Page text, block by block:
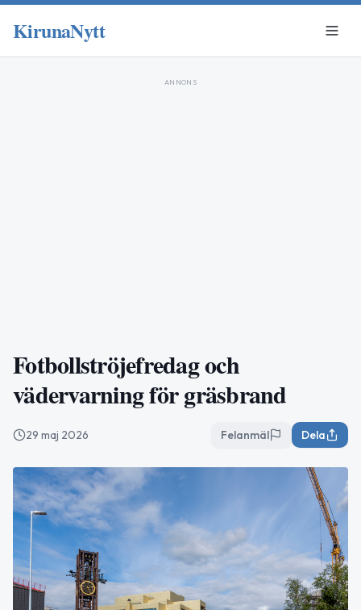
KirunaNytt
ANNONS
Fotbollströjefredag och
vädervarning för gräsbrand
29 maj 2026 Felanmäl Dela